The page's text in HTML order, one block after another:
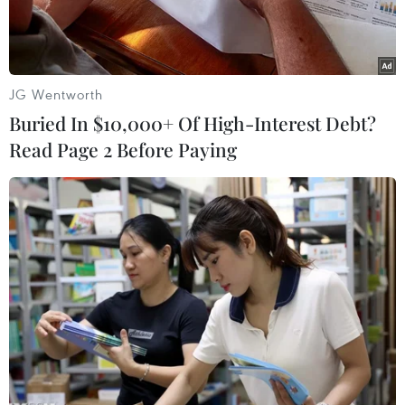
Hiện trường vụ nổ. (Ảnh: Al Jazeera)
Theo tổ chức Giám sát Nhân quyền Syria
(SOHR), một vụ đánh bom nhằm vào một xe tải
chở nhiên liệu ở thành phố Afrin, miền Bắc
Syria ngày 28/4 đã khiến gần 100 người thương
vong.
Vụ đánh bom xảy ra ở một khu chợ trong thành
JG Wentworth
Buried In $10,000+ Of High-Interest Debt?
Read Page 2 Before Paying